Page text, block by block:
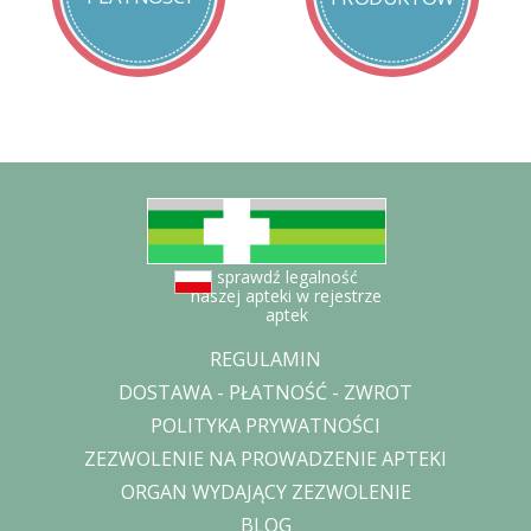
zróżnicowanej diety. Zalecany jest zrównoważony sposób
żywienia
i zdrowy tryb życia.
Przechowywanie:
pokojowej, chroniąc od światła i wilgoci.
sprawdź legalność
naszej apteki w rejestrze
aptek
REGULAMIN
DOSTAWA - PŁATNOŚĆ - ZWROT
POLITYKA PRYWATNOŚCI
ZEZWOLENIE NA PROWADZENIE APTEKI
ORGAN WYDAJĄCY ZEZWOLENIE
BLOG